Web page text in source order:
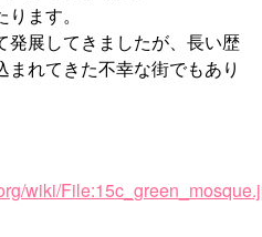
ます。
発展してきましたが、長い歴
れてきた不幸な街でもあり
wiki/